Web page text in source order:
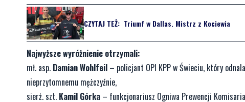
CZYTAJ TEŻ: Triumf w Dallas. Mistrz z Kociewia
Najwyższe wyróżnienie otrzymali:
mł. asp. Damian Wohlfeil – policjant OPI KPP w Świeciu, który
nieprzytomnemu mężczyźnie,
sierż. szt. Kamil Górka – funkcjonariusz Ogniwa Prewencji